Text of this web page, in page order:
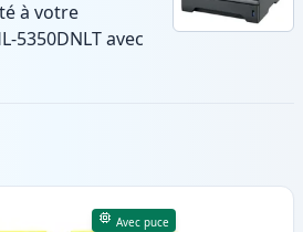
à votre
5350DNLT avec
compatibles
d’une qualité
et d’une livraison
en .
Avec puce